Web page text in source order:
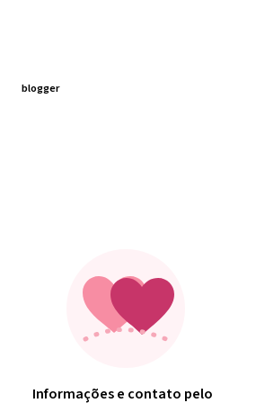
blogger
Informações e contato pelo